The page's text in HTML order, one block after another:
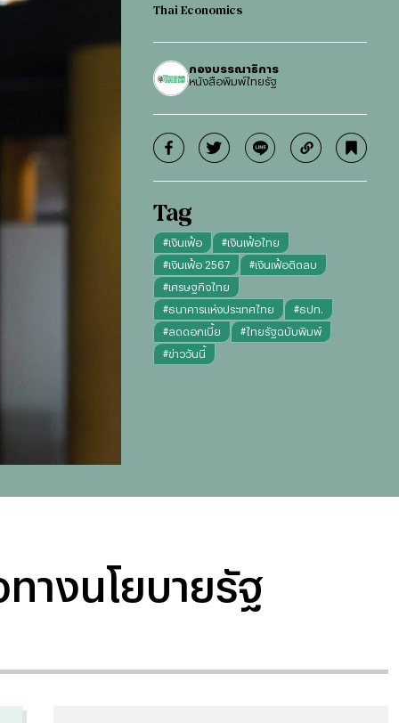
Thai Economics
กองบรรณาธิการ
หนังสือพิมพ์ไทยรัฐ
Tag
#เงินเฟ้อ #เงินเฟ้อไทย
#เงินเฟ้อ 2567 #เงินเฟ้อติดลบ
#เศรษฐกิจไทย
#ธนาคารแห่งประเทศไทย #ธปท.
#ลดดอกเบี้ย #ไทยรัฐฉบับพิมพ์
#ข่าววันนี้
างนโยบายรัฐ